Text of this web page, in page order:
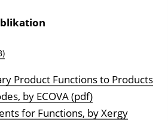
Product Functions to Products
by ECOVA (pdf)
for Functions, by Xergy